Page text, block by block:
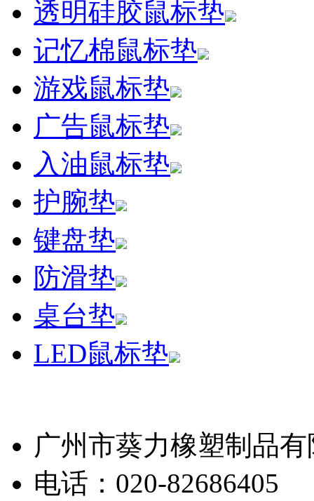
透明硅胶鼠标垫
记忆棉鼠标垫
游戏鼠标垫
广告鼠标垫
入油鼠标垫
护腕垫
键盘垫
防滑垫
桌台垫
LED鼠标垫
广州市葵力橡塑制品
电话：020-82686405